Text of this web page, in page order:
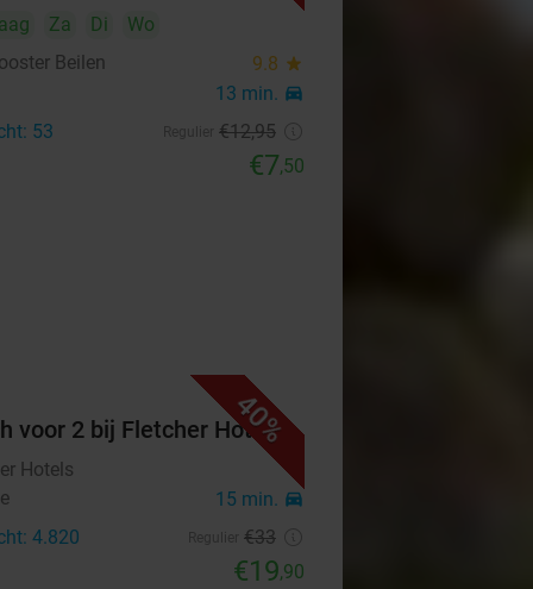
Za Di
Wo
Beilen
9.8 star
13 min. directions_car
53 €12,95
€7,50
40%
voor 2 bij Fletcher Hotels
Hotels
15 min. directions_car
4.820 €33
€19,90